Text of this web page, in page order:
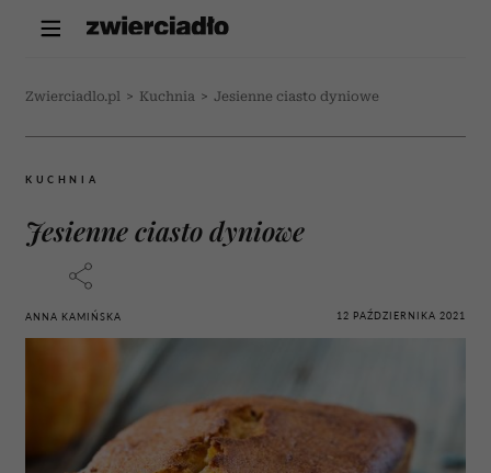
Zwierciadlo.pl > Kuchnia > Jesienne ciasto dyniowe
KUCHNIA
Jesienne ciasto dyniowe
ANNA KAMIŃSKA 12 PAŹDZIERNIKA 2021